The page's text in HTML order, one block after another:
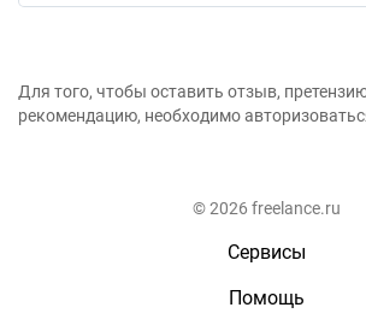
Для того, чтобы оставить отзыв,
рекомендацию, необходимо
© 2026 freelance.ru
Сервисы
Помощь